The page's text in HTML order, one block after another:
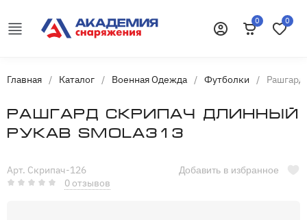
0 0
Главная / Каталог / Военная Одежда / Футболки /
Рашгард Скрипач Длинный
рукав Smola313
Арт. Скрипач-126
0 отзывов
Добавить в избранное